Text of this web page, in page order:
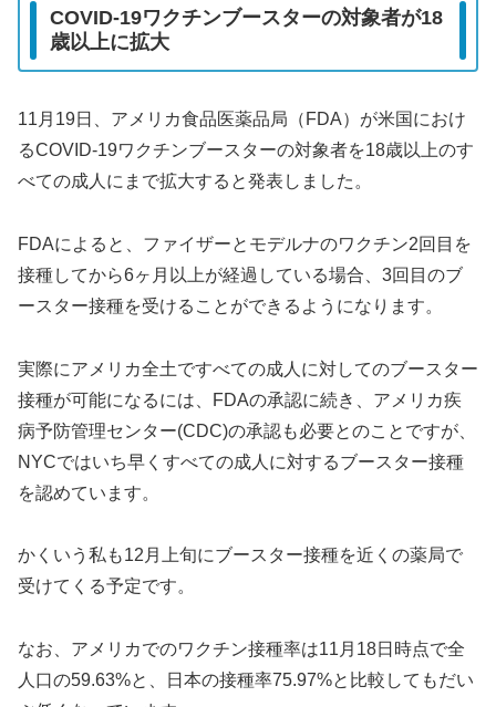
COVID-19ワクチンブースターの対象者が18
歳以上に拡大
11月19日、アメリカ食品医薬品局（FDA）が米国におけ
るCOVID-19ワクチンブースターの対象者を18歳以上のす
べての成人にまで拡大すると発表しました。
FDAによると、ファイザーとモデルナのワクチン2回目を
接種してから6ヶ月以上が経過している場合、3回目のブ
ースター接種を受けることができるようになります。
実際にアメリカ全土ですべての成人に対してのブースター
接種が可能になるには、FDAの承認に続き、アメリカ疾
病予防管理センター(CDC)の承認も必要とのことですが、
NYCではいち早くすべての成人に対するブースター接種
を認めています。
かくいう私も12月上旬にブースター接種を近くの薬局で
受けてくる予定です。
なお、アメリカでのワクチン接種率は11月18日時点で全
人口の59.63%と、日本の接種率75.97%と比較してもだい